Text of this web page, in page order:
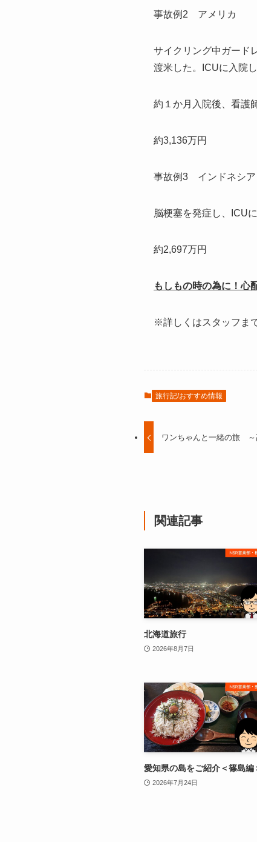
事故例2 アメリカ
サイクリング中ガード
渡米した。ICUに入院
約１か月入院後、看護
約3,136万円
事故例3 インドネシア
脳梗塞を発症し、ICU
約2,697万円
もしもの時の為に！心
※詳しくはスタッフま
旅行記/おすすめ情報
ワンちゃんと一緒の旅
関連記事
北海道旅行
2026年8月7日
愛知県の島をご紹介＜篠島編
2026年7月24日